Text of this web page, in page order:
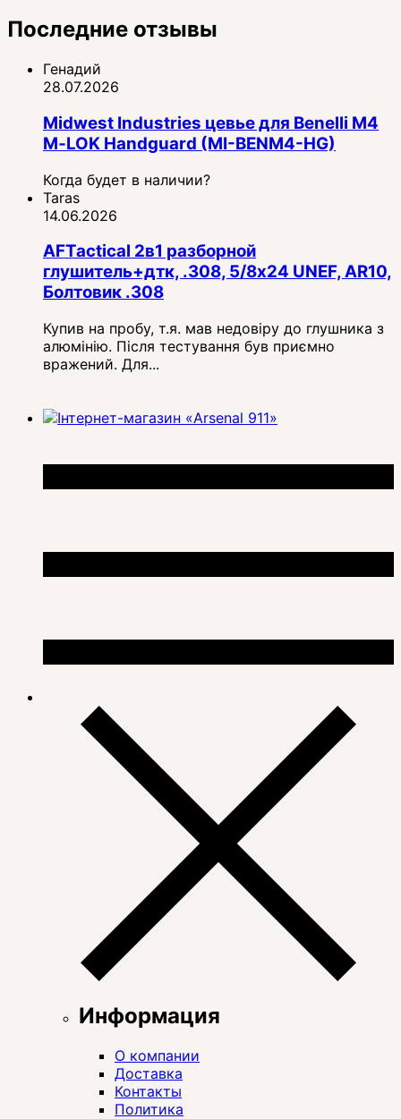
Последние отзывы
Генадий
28.07.2026
Midwest Industries цевье для Benelli M4
M‑LOK Handguard (MI-BENM4-HG)
Когда будет в наличии?
Taras
14.06.2026
AFTactical 2в1 разборной
глушитель+дтк, .308, 5/8x24 UNEF, AR10,
Болтовик .308
Купив на пробу, т.я. мав недовіру до глушника з
алюмінію. Після тестування був приємно
вражений. Для...
Информация
О компании
Доставка
Контакты
Политика